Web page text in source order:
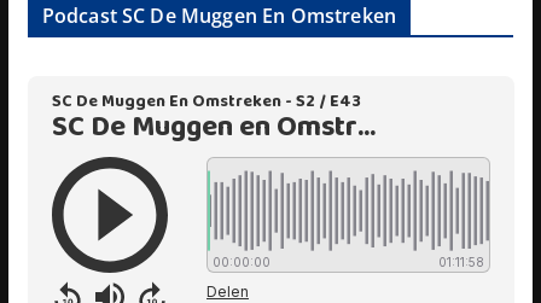
Podcast SC De Muggen En Omstreken